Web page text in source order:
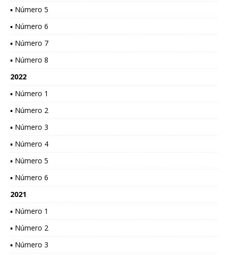
▪ Número 5
▪ Número 6
▪ Número 7
▪ Número 8
2022
▪ Número 1
▪ Número 2
▪ Número 3
▪ Número 4
▪ Número 5
▪ Número 6
2021
▪ Número 1
▪ Número 2
▪ Número 3